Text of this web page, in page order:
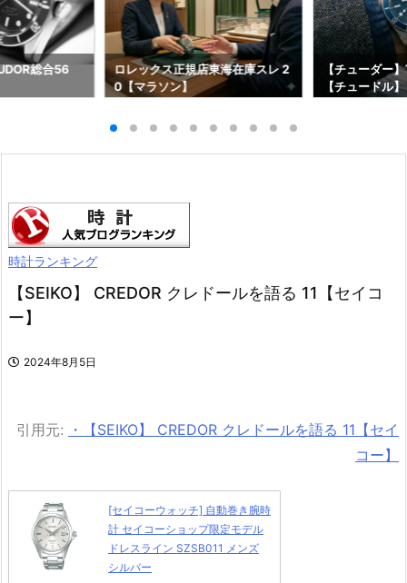
総合56
ロレックス正規店東海在庫スレ 2
0【マラソン】
【チューダー
【チュードル】
時計ランキング
【SEIKO】 CREDOR クレドールを語る 11【セイコ
ー】
2024年8月5日
引用元:
・【SEIKO】 CREDOR クレドールを語る 11【セイ
コー】
[セイコーウォッチ] 自動巻き腕時
計 セイコーショップ限定モデル
ドレスライン SZSB011 メンズ
シルバー